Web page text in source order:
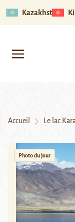
Kazakhstan
Accueil Le lac
Photo du jour